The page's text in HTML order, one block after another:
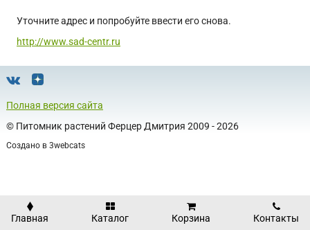
Уточните адрес и попробуйте ввести его снова.
http://www.sad-centr.ru
Полная версия сайта
© Питомник растений Ферцер Дмитрия 2009 - 2026
Создано в 3webcats
Главная Каталог Корзина Контакты